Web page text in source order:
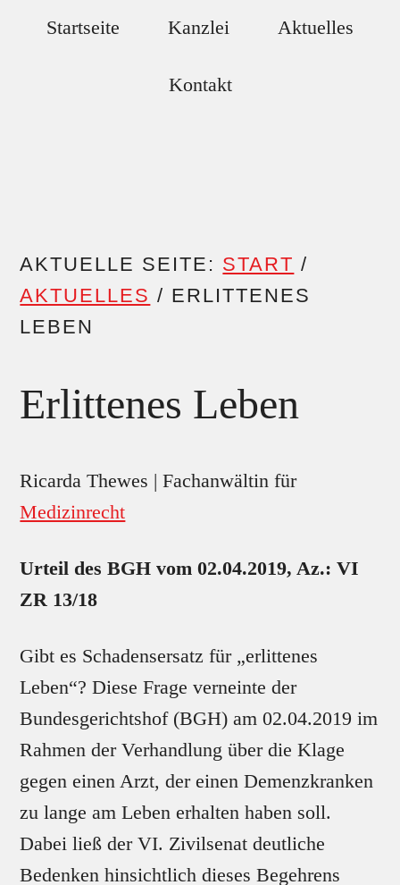
Startseite Kanzlei Aktuelles
Kontakt
AKTUELLE SEITE: START /
AKTUELLES / ERLITTENES
LEBEN
Erlittenes Leben
Ricarda Thewes | Fachanwältin für
Medizinrecht
Urteil des BGH vom 02.04.2019, Az.: VI
ZR 13/18
Gibt es Schadensersatz für „erlittenes
Leben“? Diese Frage verneinte der
Bundesgerichtshof (BGH) am 02.04.2019 im
Rahmen der Verhandlung über die Klage
gegen einen Arzt, der einen Demenzkranken
zu lange am Leben erhalten haben soll.
Dabei ließ der VI. Zivilsenat deutliche
Bedenken hinsichtlich dieses Begehrens